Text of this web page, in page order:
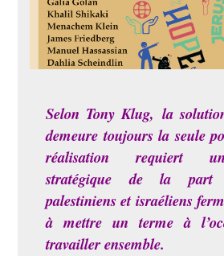
Selon Tony Klug, la
demeure toujours la seule
réalisation requiert
stratégique de la part
palestiniens et israéliens
à mettre un terme à
travailler ensemble.